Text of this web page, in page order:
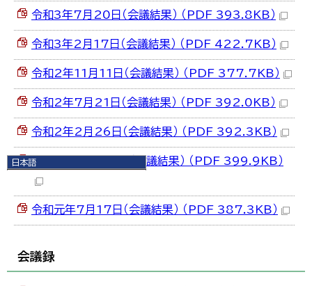
日本語
한국어
简体中文
令和3年7月20日（会議結果） （PDF 393.8KB）
令和3年2月17日（会議結果） （PDF 422.7KB）
令和2年11月11日（会議結果） （PDF 377.7KB）
令和2年7月21日（会議結果） （PDF 392.0KB）
令和2年2月26日（会議結果） （PDF 392.3KB）
令和元年11月26日（会議結果） （PDF 399.9KB）
令和元年7月17日（会議結果） （PDF 387.3KB）
会議録